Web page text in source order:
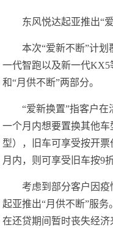
东风悦达起亚推出“
本次“爱新不断”计
一代智跑以及新一代KX5
和“月供不断”两部分。
“爱新换置”指客户
一个月内想要置换其他
型），旧车可享受按开
月内，则可享受旧车按9
考虑到部分客户因
起亚推出“月供不断”服
在还贷期间暂时丧失经